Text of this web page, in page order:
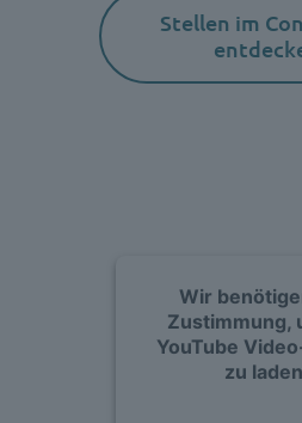
Stellen im
Wir
Zustimmung,
YouTube
zu